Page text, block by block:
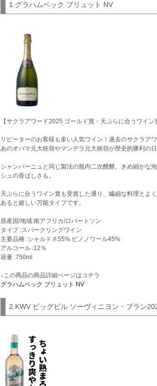
1.グラハムベック ブリュット NV
【サクラアワード2025 ゴールド賞・天ぷらに合うワイン
リピーターのお客様も多い人気ワイン！過去のサクラア
あのオバマ元大統領やマンデラ元大統領が歴史的勝利の
シャンパーニュと同じ製法の瓶内二次醗酵。きめ細かな
シュの香ばしさも。
天ぷらに合うワイン賞も受賞した通り、繊細な料理とよ
あると嬉しい万能タイプです。
原産国/地域:南アフリカ/ロバートソン
タイプ :スパークリングワイン
主要品種 :シャルドネ55% ピノノワール45%
アルコール :12％
容量 :750ml
↓この商品の商品詳細ページはコチラ
グラハムベック ブリュット NV
2.KWV ビッグビル ソーヴィニヨン・ブラン